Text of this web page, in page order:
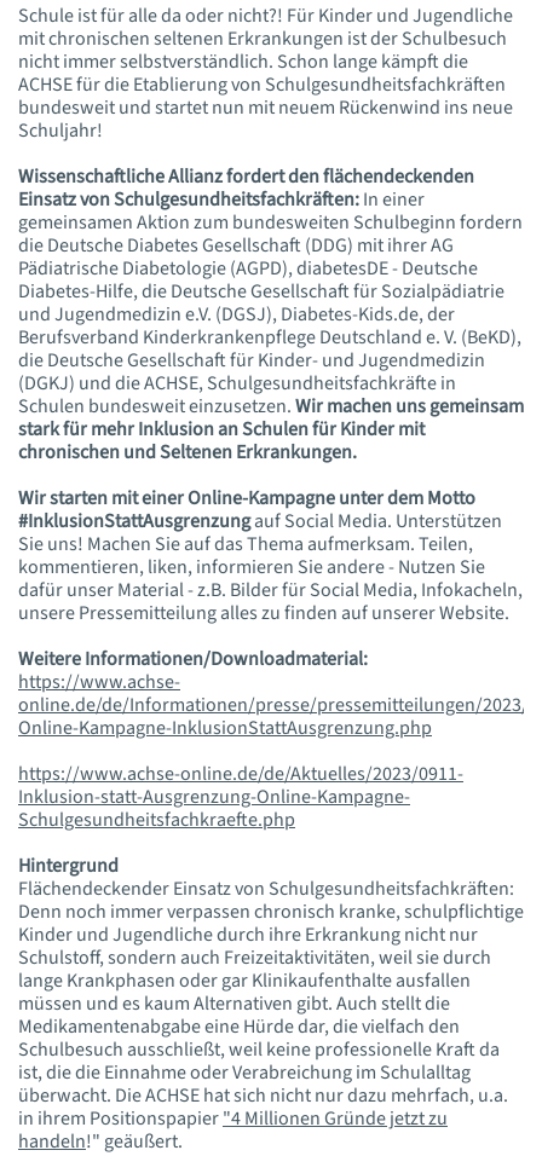
Schule ist für alle da oder nicht?! Für Kinder und Jugendliche
mit chronischen seltenen Erkrankungen ist der Schulbesuch
nicht immer selbstverständlich. Schon lange kämpft die
ACHSE für die Etablierung von Schulgesundheitsfachkräften
bundesweit und startet nun mit neuem Rückenwind ins neue
Schuljahr!
Wissenschaftliche Allianz fordert den flächendeckenden
Einsatz von Schulgesundheitsfachkräften:In einer
gemeinsamen Aktion zum bundesweiten Schulbeginn fordern
die Deutsche Diabetes Gesellschaft (DDG) mit ihrer AG
Pädiatrische Diabetologie (AGPD), diabetesDE - Deutsche
Diabetes-Hilfe, die Deutsche Gesellschaft für Sozialpädiatrie
und Jugendmedizin e.V. (DGSJ), Diabetes-Kids.de, der
Berufsverband Kinderkrankenpflege Deutschland e. V. (BeKD),
die Deutsche Gesellschaft für Kinder- und Jugendmedizin
(DGKJ) und die ACHSE, Schulgesundheitsfachkräfte in
Schulen bundesweit einzusetzen.Wir machen uns gemeinsam
stark für mehr Inklusion an Schulen für Kinder mit
chronischen und Seltenen Erkrankungen.
Wir starten mit einer Online-Kampagne unter dem Motto
#InklusionStattAusgrenzungauf Social Media. Unterstützen
Sie uns! Machen Sie auf das Thema aufmerksam. Teilen,
kommentieren, liken, informieren Sie andere - Nutzen Sie
dafür unser Material - z.B. Bilder für Social Media, Infokacheln,
unsere Pressemitteilung alles zu finden auf unserer Website.
Weitere Informationen/Downloadmaterial:
https://www.achse-
online.de/de/Informationen/presse/pressemitteilungen/2023/
Online-Kampagne-InklusionStattAusgrenzung.php
https://www.achse-online.de/de/Aktuelles/2023/0911-
Inklusion-statt-Ausgrenzung-Online-Kampagne-
Schulgesundheitsfachkraefte.php
Hintergrund
Flächendeckender Einsatz von Schulgesundheitsfachkräften:
Denn noch immer verpassen chronisch kranke, schulpflichtige
Kinder und Jugendliche durch ihre Erkrankung nicht nur
Schulstoff, sondern auch Freizeitaktivitäten, weil sie durch
lange Krankphasen oder gar Klinikaufenthalte ausfallen
müssen und es kaum Alternativen gibt. Auch stellt die
Medikamentenabgabe eine Hürde dar, die vielfach den
Schulbesuch ausschließt, weil keine professionelle Kraft da
ist, die die Einnahme oder Verabreichung im Schulalltag
überwacht. Die ACHSE hat sich nicht nur dazu mehrfach, u.a.
in ihrem Positionspapier"4 Millionen Gründe jetzt zu
handeln!" geäußert.